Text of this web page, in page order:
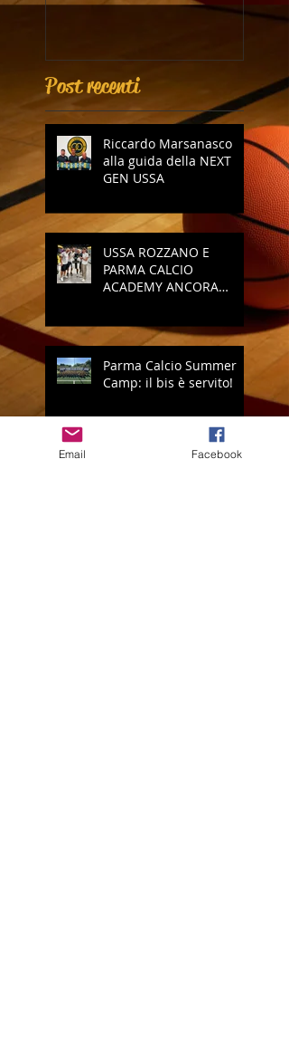
Post recenti
Riccardo Marsanasco
alla guida della NEXT
GEN USSA
USSA ROZZANO E
PARMA CALCIO
ACADEMY ANCORA
Parma Calcio Summer
Camp: il bis è servito!
Email Facebook